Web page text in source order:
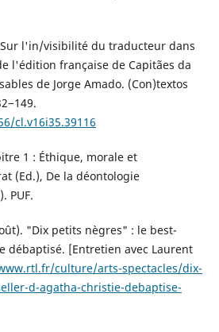
Sur l'in/visibilité du traducteur dans
l'édition française de Capitães da
de Jorge Amado. (Con)textos
cl.v16i35.39116
1 : Éthique, morale et
(Ed.), De la déontologie
PUF.
"Dix petits nègres" : le best-
débaptisé. [Entretien avec Laurent
culture/arts-spectacles/dix-
d-agatha-christie-debaptise-